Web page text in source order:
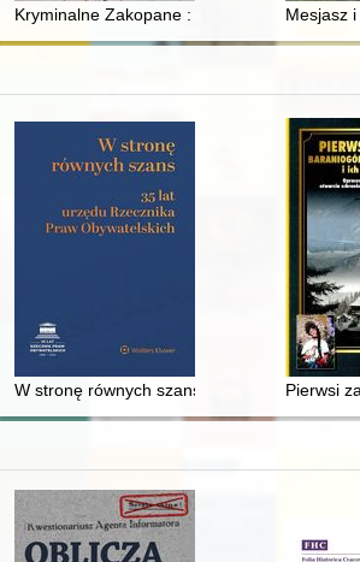
Rzeczypospolitej wobec problemu
Kryminalne Zakopane : najgłośniejszeMesjasz
Wodzickim z Tyczyna
W stronę równych szans : 35 lat urzęduPierwsi